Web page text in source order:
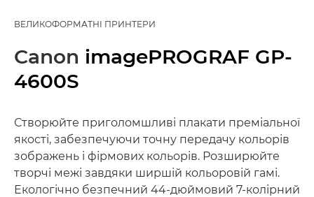
ВЕЛИКОФОРМАТНІ ПРИНТЕРИ
Canon imagePROGRAF GP-
4600S
Створюйте приголомшливі плакати преміальної
якості, забезпечуючи точну передачу кольорів
зображень і фірмових кольорів. Розширюйте
творчі межі завдяки ширшій кольоровій гамі.
Екологічно безпечний 44-дюймовий 7-колірний